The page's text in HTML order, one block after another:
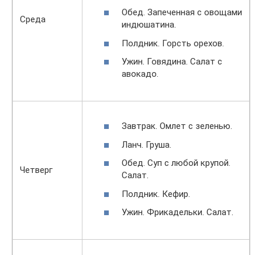
Среда
Обед. Запеченная с овощами
индюшатина.
Полдник. Горсть орехов.
Ужин. Говядина. Салат с
авокадо.
Четверг
Завтрак. Омлет с зеленью.
Ланч. Груша.
Обед. Суп с любой крупой.
Салат.
Полдник. Кефир.
Ужин. Фрикадельки. Салат.